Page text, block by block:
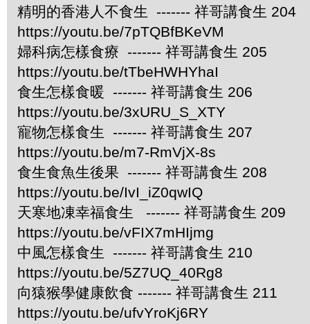
精明的香港人不食生 ------- 祥哥講食生 204
https://youtu.be/7pTQBfBKeVM
婦科病怎樣食療 ------- 祥哥講食生 205
https://youtu.be/tTbeHWHYhaI
食生怎樣食暖 ------- 祥哥講食生 206
https://youtu.be/3xURU_S_XTY
寵物怎樣食生 ------- 祥哥講食生 207
https://youtu.be/m7-RmVjX-8s
食生食魚生後果 ------- 祥哥講食生 208
https://youtu.be/IvI_iZ0qwIQ
天寒地凍幸福食生 ------- 祥哥講食生 209
https://youtu.be/vFIX7mHIjmg
中風怎樣食生 ------- 祥哥講食生 210
https://youtu.be/5Z7UQ_40Rg8
向猿猴學健康飲食 ------- 祥哥講食生 211
https://youtu.be/ufvYroKj6RY